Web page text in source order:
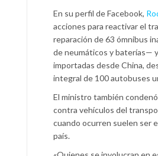
En su perfil de Facebook,
acciones para reactivar el
reparación de 63 ómnibus
de neumáticos y baterías—
importadas desde China,
integral de 100 autobuses
El ministro también
contra vehículos del
cuando ocurren suelen ser
país.